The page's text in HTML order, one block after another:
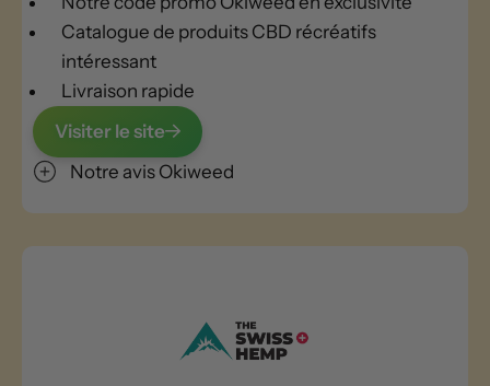
Catalogue de produits CBD récréatifs
intéressant
Livraison rapide
Visiter le site
Notre avis Okiweed